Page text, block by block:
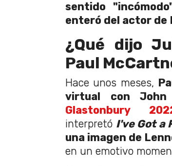
sentido
enteró del actor de
¿Qué dijo
Paul
Hace unos meses,
virtual con John
Glastonbury
interpretó I've Got a
una imagen de
en un emotivo